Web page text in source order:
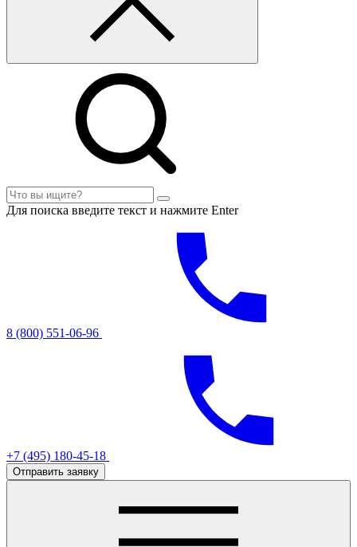
Для поиска введите текст и нажмите Enter
8 (800) 551-06-96
+7 (495) 180-45-18
Отправить заявку